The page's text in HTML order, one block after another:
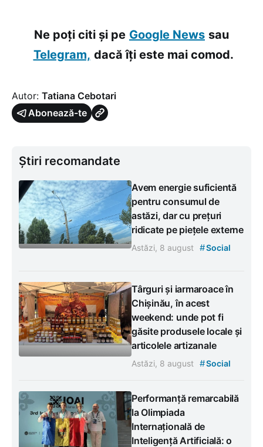
Ne poți citi și pe Google News sau
Telegram, dacă îți este mai comod.
Autor: Tatiana Cebotari
Abonează-te
Știri recomandate
Avem energie suficientă
pentru consumul de
astăzi, dar cu prețuri
ridicate pe piețele externe
Astăzi, 8 august #Social
Târguri și iarmaroace în
Chișinău, în acest
weekend: unde pot fi
găsite produsele locale și
articolele artizanale
Astăzi, 8 august #Social
Performanță remarcabilă
la Olimpiada
Internațională de
Inteligență Artificială: o